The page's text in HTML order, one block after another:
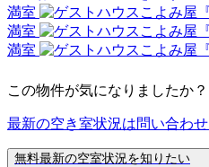
満室
満室
満室
この物件が気になりましたか？
最新の空き室状況は問い合わせ
無料最新の空室状況を知りたい